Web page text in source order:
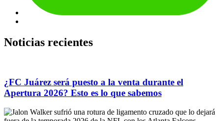
Noticias recientes
¿FC Juárez será puesto a la venta durante el
Apertura 2026? Esto es lo que sabemos